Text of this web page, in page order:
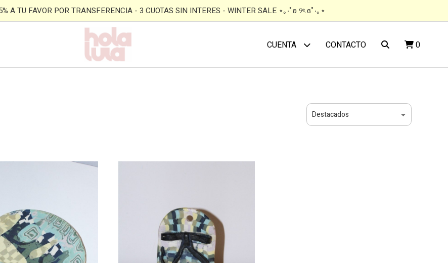
A TU FAVOR POR TRANSFERENCIA - 3 CUOTAS SIN INTERES - WINTER SALE ⋆｡‧˚ʚ ୨ৎ ɞ˚‧｡⋆
CUENTA CONTACTO 0